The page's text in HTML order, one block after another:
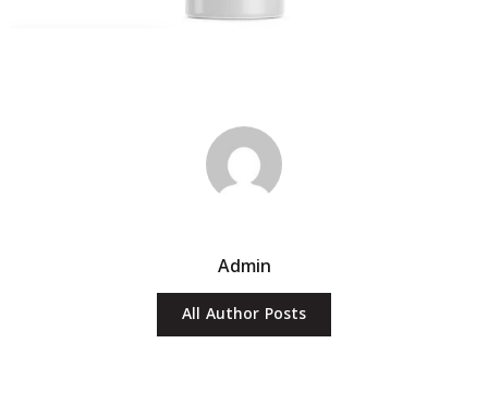
Admin
All Author Posts